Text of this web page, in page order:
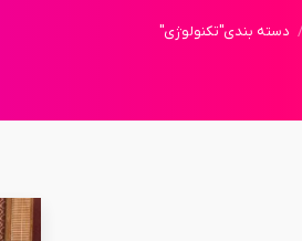
دسته بندی"تکنولوژی"